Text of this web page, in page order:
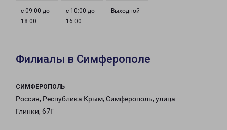
с 09:00 до
18:00
с 10:00 до
16:00
Выходной
Филиалы в Симферополе
СИМФЕРОПОЛЬ
Россия, Республика Крым, Симферополь, улица
Глинки, 67Г